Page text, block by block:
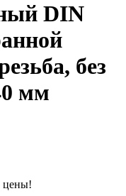
DIN
без
мм
цены!